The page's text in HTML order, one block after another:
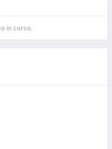
in corso.